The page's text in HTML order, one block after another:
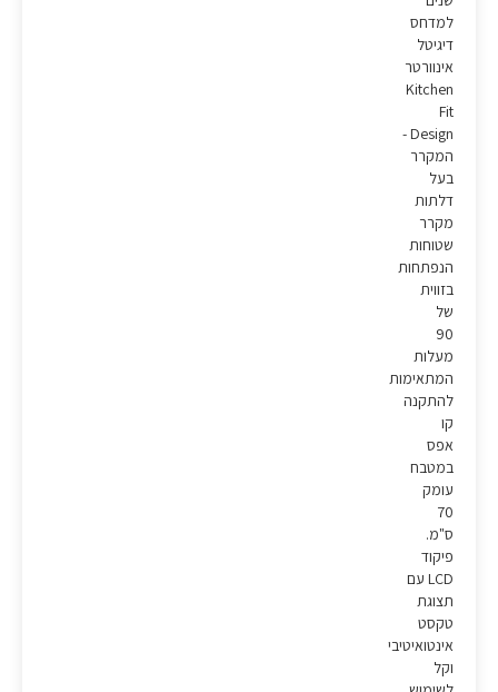
למדחס
דיגיטל
אינוורטר
Kitchen
Fit
Design -
המקרר
בעל
דלתות
מקרר
שטוחות
הנפתחות
בזווית
של
90
מעלות
המתאימות
להתקנה
קו
אפס
במטבח
עומק
70
ס"מ.
פיקוד
LCD עם
תצוגת
טקסט
אינטואיטיבי
וקל